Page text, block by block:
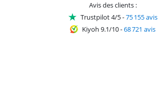
Avis des clients :
Trustpilot 4/5-75 155 avis
Kiyoh 9.1/10-68 721 avis